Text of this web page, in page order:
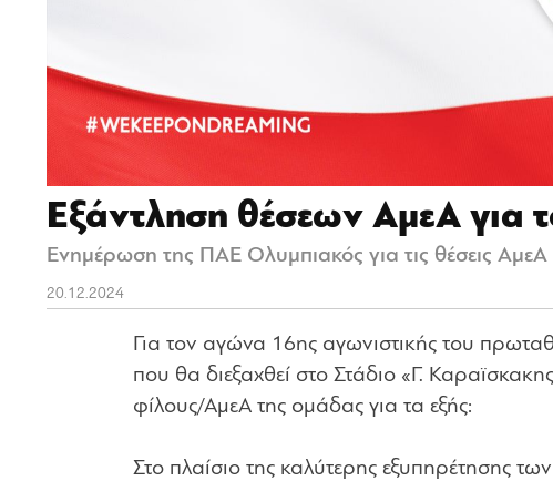
Εξάντληση θέσεων ΑμεΑ για
Ενημέρωση της ΠΑΕ Ολυμπιακός για τις θέσεις
20.12.2024
Για τον αγώνα 16ης αγωνιστικής του
που θα διεξαχθεί στο Στάδιο «Γ.
φίλους/AμεA της ομάδας για τα εξής:
Στο πλαίσιο της καλύτερης εξυπηρέτησης